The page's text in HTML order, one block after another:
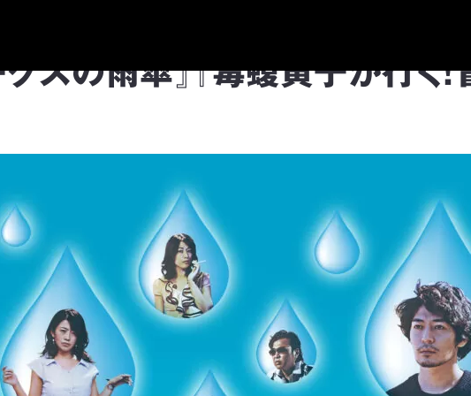
クスの雨傘』『毒蝮寅子が行く！